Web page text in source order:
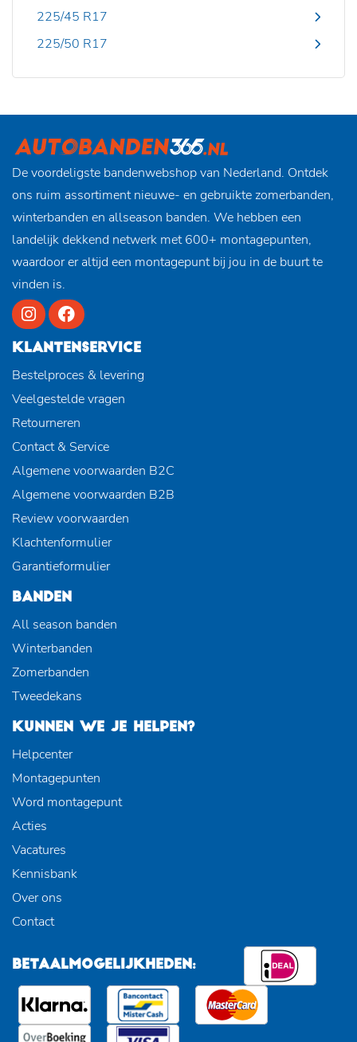
225/45 R17
225/50 R17
De voordeligste bandenwebshop van Nederland. Ontdek
ons ruim assortiment nieuwe- en gebruikte zomerbanden,
winterbanden en allseason banden. We hebben een
landelijk dekkend netwerk met 600+ montagepunten,
waardoor er altijd een montagepunt bij jou in de buurt te
vinden is.
KLANTENSERVICE
Bestelproces & levering
Veelgestelde vragen
Retourneren
Contact & Service
Algemene voorwaarden B2C
Algemene voorwaarden B2B
Review voorwaarden
Klachtenformulier
Garantieformulier
BANDEN
All season banden
Winterbanden
Zomerbanden
Tweedekans
KUNNEN WE JE HELPEN?
Helpcenter
Montagepunten
Word montagepunt
Acties
Vacatures
Kennisbank
Over ons
Contact
BETAALMOGELIJKHEDEN: